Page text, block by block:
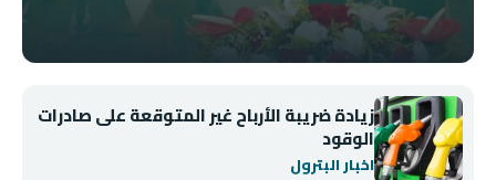
زيادة ضريبة الأرباح غير المتوقعة على صادرات
الوقود
اخبار البترول